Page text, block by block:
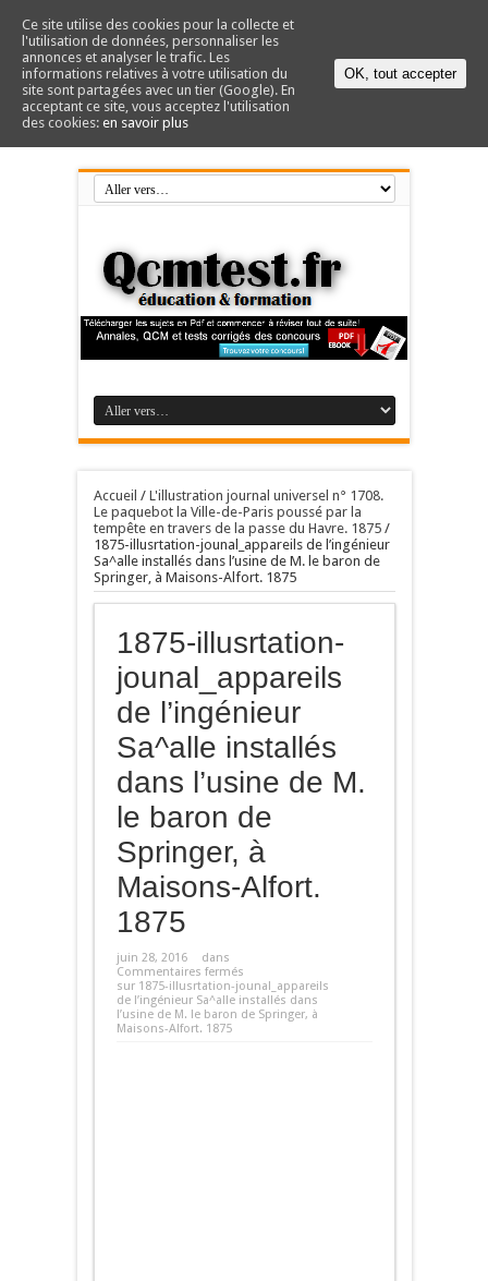
Accueil / L'illustration journal universel n° 1708.
Le paquebot la Ville-de-Paris poussé par la
tempête en travers de la passe du Havre. 1875/
1875-illusrtation-jounal_appareils de l’ingénieur
Sa^alle installés dans l’usine de M. le baron de
Springer, à Maisons-Alfort. 1875
1875-illusrtation-
jounal_appareils
de l’ingénieur
Sa^alle installés
dans l’usine de M.
le baron de
Springer, à
Maisons-Alfort.
1875
juin 28, 2016
dans
Commentaires fermés
sur 1875-illusrtation-jounal_appareils
de l’ingénieur Sa^alle installés dans
l’usine de M. le baron de Springer, à
Maisons-Alfort. 1875
Ce site utilise des cookies pour la collecte et
l'utilisation de données, personnaliser les
annonces et analyser le trafic. Les
informations relatives à votre utilisation du
site sont partagées avec un tier (Google). En
acceptant ce site, vous acceptez l'utilisation
des cookies: en savoir plus
OK, tout accepter